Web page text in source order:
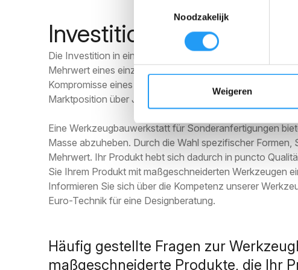
Noodzakelijk
Weigeren
Investition in Ihre
Die Investition in eine spezielle Form erscheint auf den
Mehrwert eines einzigartigen Produkts macht sich jedoch
Kompromisse eines Katalogprodukts gebunden. Ihr
Marktposition über Jahre hinweg stärkt.
Eine Werkzeugbauwerkstatt für Sonderanfertigungen
Masse abzuheben. Durch die Wahl spezifischer
Mehrwert. Ihr Produkt hebt sich dadurch in puncto
Sie Ihrem Produkt mit maßgeschneiderten Werkzeugen
Informieren Sie sich über die Kompetenz unserer
Euro-Technik für eine Designberatung.
Häufig gestellte Fragen zur
maßgeschneiderte Produkte, die Ihr